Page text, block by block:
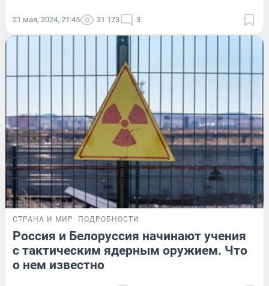
21 мая, 2024, 21:45 31 173 3
СТРАНА И МИР ПОДРОБНОСТИ
Россия и Белоруссия начинают учения
с тактическим ядерным оружием. Что
о нем известно